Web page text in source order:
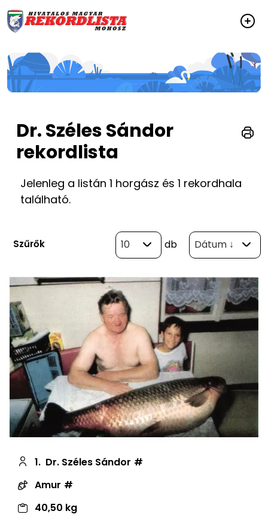
Dr. Széles Sándor
rekordlista
Jelenleg a listán 1 horgász és 1 rekordhala
található.
Szűrők 10 db Dátum ↓
1. Dr. Széles Sándor
Amur
40,50 kg